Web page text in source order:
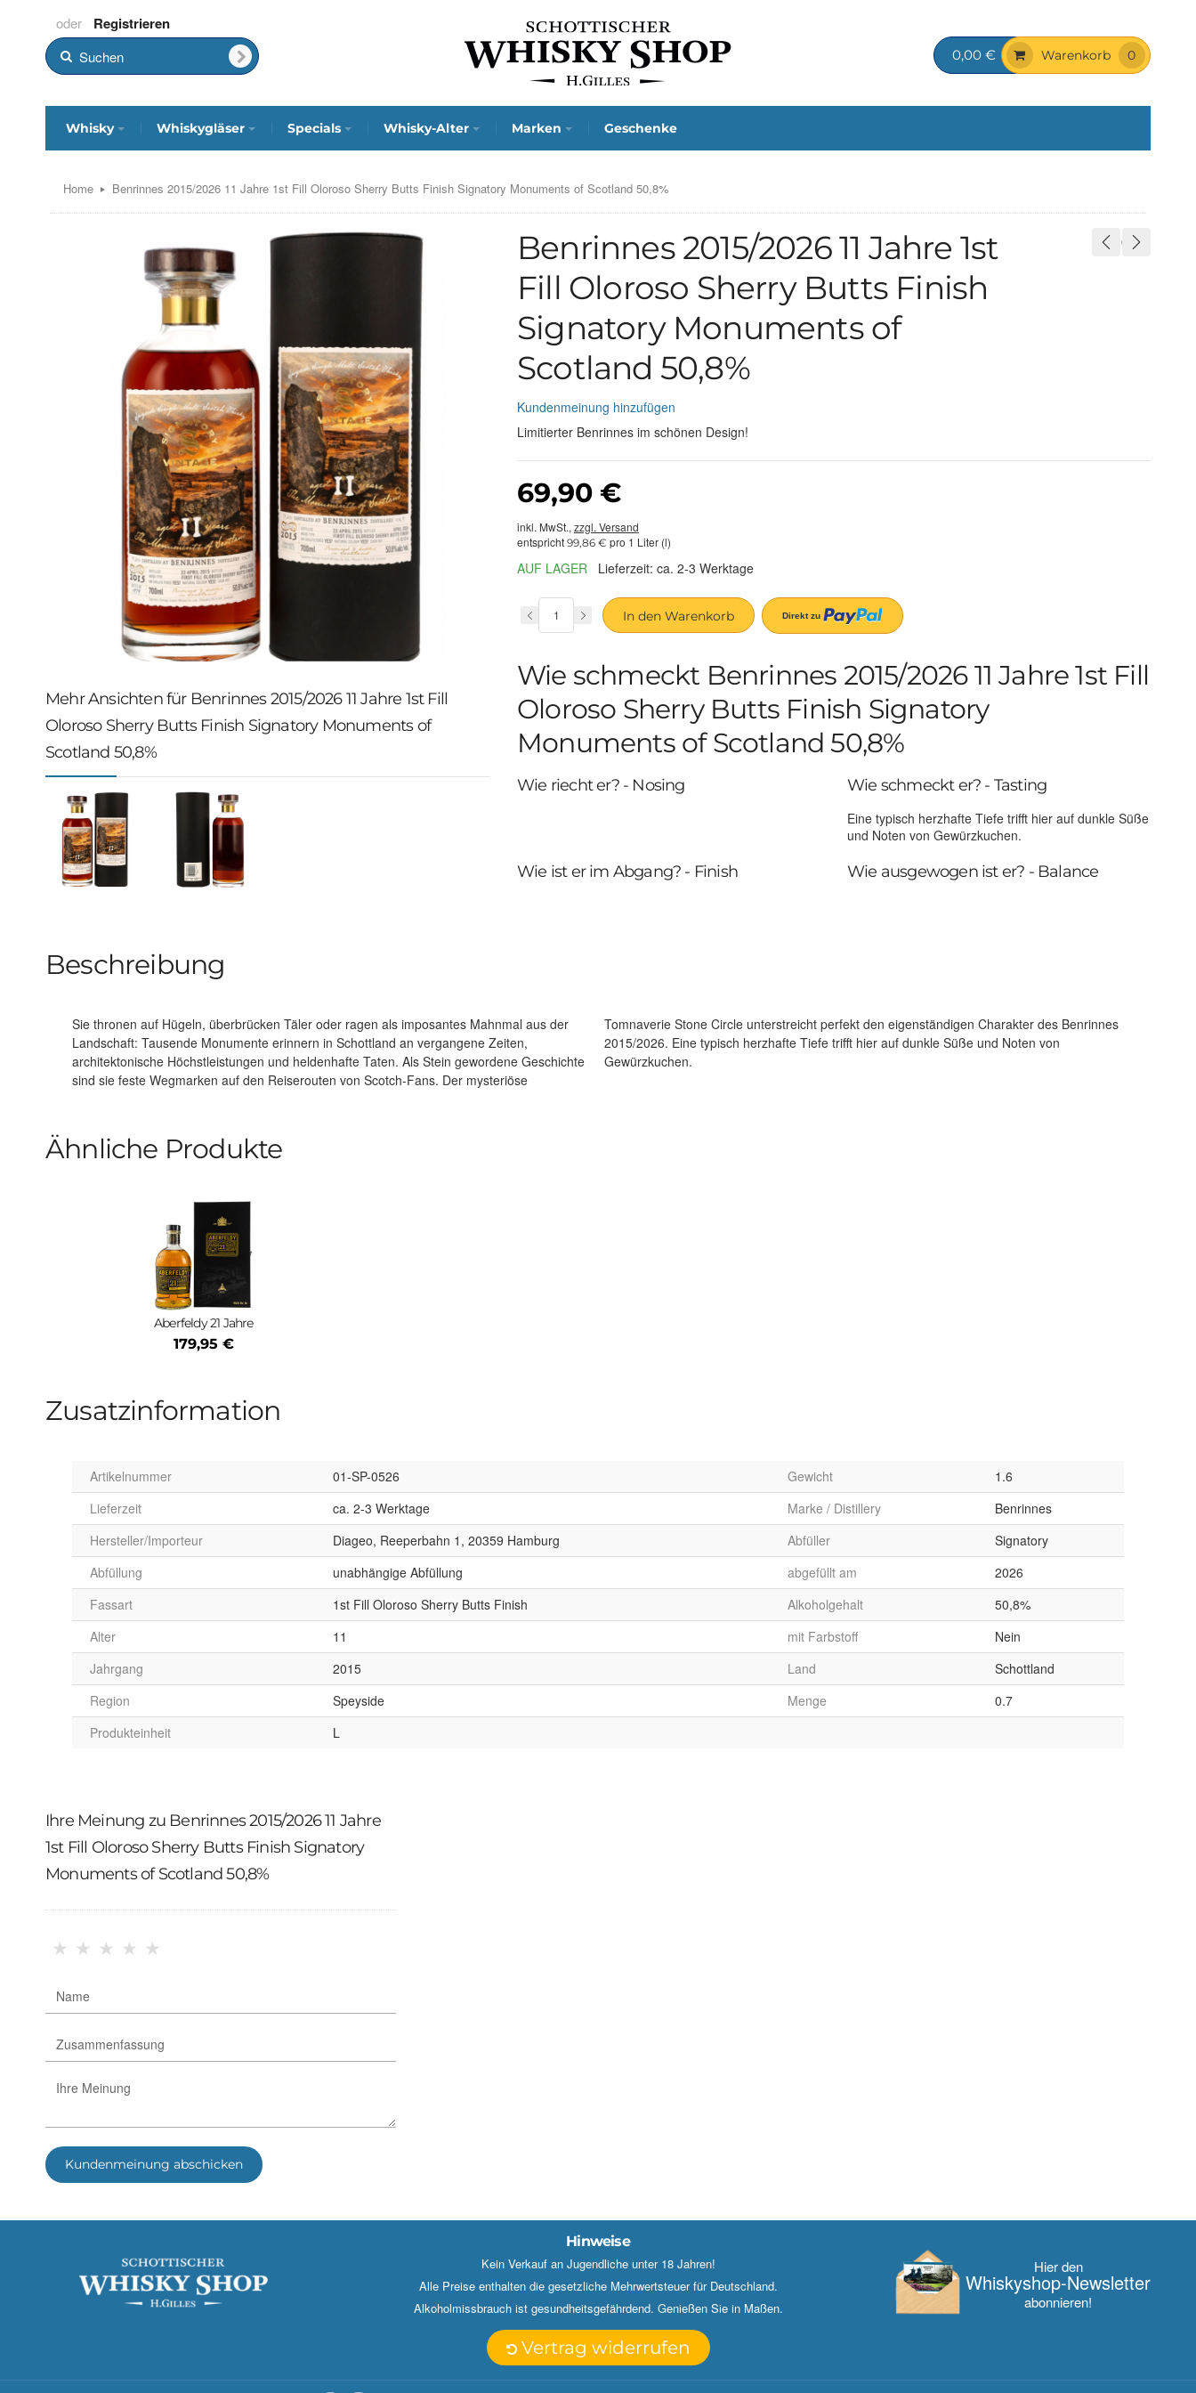
Registrieren
0,00 € Warenkorb 0
Whisky Whiskygläser Specials Whisky-Alter Marken Geschenke
Home Benrinnes 2015/2026 11 Jahre 1st Fill Oloroso Sherry Butts Finish Signatory Monuments of Scotland 50,8%
Mehr Ansichten für Benrinnes 2015/2026 11 Jahre 1st Fill
Oloroso Sherry Butts Finish Signatory Monuments of
Scotland 50,8%
Benrinnes 2015/2026 11 Jahre 1st
Fill Oloroso Sherry Butts Finish
Signatory Monuments of
Scotland 50,8%
Kundenmeinung hinzufügen
Limitierter Benrinnes im schönen Design!
69,90 €
inkl. MwSt., zzgl. Versand
entspricht 99,86 € pro 1 Liter (l)
AUF LAGER Lieferzeit: ca. 2-3 Werktage
In den Warenkorb
Wie schmeckt Benrinnes 2015/2026 11 Jahre 1st Fill
Oloroso Sherry Butts Finish Signatory
Monuments of Scotland 50,8%
Wie riecht er? - Nosing Wie schmeckt er? - Tasting
Eine typisch herzhafte Tiefe trifft hier auf dunkle Süße
und Noten von Gewürzkuchen.
Wie ist er im Abgang? - Finish Wie ausgewogen ist er? - Balance
Beschreibung
Sie thronen auf Hügeln, überbrücken Täler oder ragen als imposantes Mahnmal aus der
Landschaft: Tausende Monumente erinnern in Schottland an vergangene Zeiten,
architektonische Höchstleistungen und heldenhafte Taten. Als Stein gewordene Geschichte
sind sie feste Wegmarken auf den Reiserouten von Scotch-Fans. Der mysteriöse
Tomnaverie Stone Circle unterstreicht perfekt den eigenständigen Charakter des Benrinnes
2015/2026. Eine typisch herzhafte Tiefe trifft hier auf dunkle Süße und Noten von
Gewürzkuchen.
Ähnliche Produkte
Aberfeldy 21 Jahre
179,95 €
Zusatzinformation
Artikelnummer 01-SP-0526 Gewicht
1.6
Lieferzeit
ca. 2-3 Werktage Marke / Distillery
Benrinnes
Hersteller/Importeur
Diageo, Reeperbahn 1, 20359 Hamburg Abfüller
Signatory
Abfüllung
unabhängige Abfüllung abgefüllt am
2026
Fassart
1st Fill Oloroso Sherry Butts Finish Alkoholgehalt
50,8%
Alter
11 mit Farbstoff
Nein
Jahrgang
2015 Land
Schottland
Region
Speyside Menge
0.7
Produkteinheit
L
Ihre Meinung zu Benrinnes 2015/2026 11 Jahre
1st Fill Oloroso Sherry Butts Finish Signatory
Monuments of Scotland 50,8%
★ ★ ★ ★ ★
Kundenmeinung abschicken
Hinweise
Kein Verkauf an Jugendliche unter 18 Jahren!
Alle Preise enthalten die gesetzliche Mehrwertsteuer für Deutschland.
Alkoholmissbrauch ist gesundheitsgefährdend. Genießen Sie in Maßen.
Hier den
Whisky­shop-Newsletter
abonnieren!
Vertrag widerrufen